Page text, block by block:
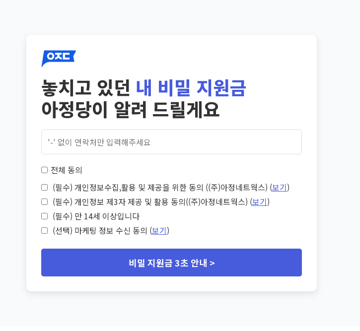
놓치고 있던 내 비밀 지원금
아정당이 알려 드릴게요
전체 동의
(필수) 개인정보수집,활용 및 제공을 위한 동의 ((주)아정네트웍스) (보기)
(필수) 개인정보 제3자 제공 및 활용 동의((주)아정네트웍스) (보기)
(필수) 만 14세 이상입니다
(선택) 마케팅 정보 수신 동의 (보기)
비밀 지원금 3초 안내 >